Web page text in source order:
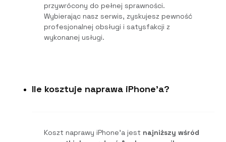
przywrócony do pełnej sprawności.
Wybierając nasz serwis, zyskujesz pewność
profesjonalnej obsługi i satysfakcji z
wykonanej usługi.
Ile kosztuje naprawa iPhone'a?
Koszt naprawy iPhone’a jest najniższy wśród